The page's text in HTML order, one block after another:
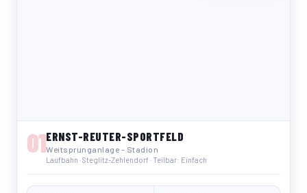
01ERNST-REUTER-SPORTFELD
Weitsprunganlage - Stadion
Laufbahn · Steglitz-Zehlendorf · Teilbar: Einfach